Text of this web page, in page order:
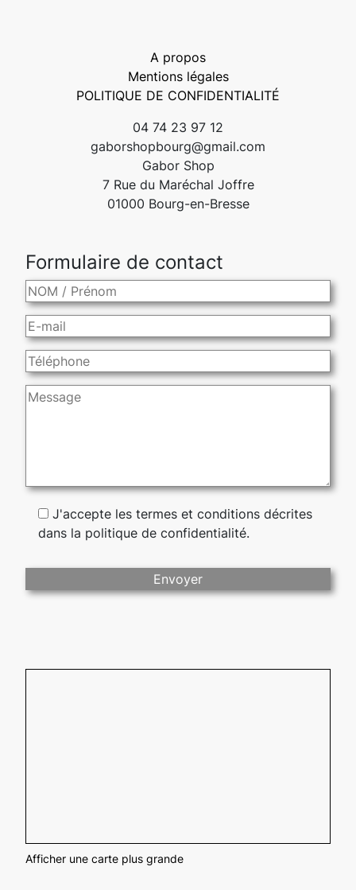
A propos
Mentions légales
POLITIQUE DE CONFIDENTIALITÉ
04 74 23 97 12
gaborshopbourg@gmail.com
Gabor Shop
7 Rue du Maréchal Joffre
01000 Bourg-en-Bresse
Formulaire de contact
J'accepte les termes et conditions décrites
dans la politique de confidentialité.
Afficher une carte plus grande